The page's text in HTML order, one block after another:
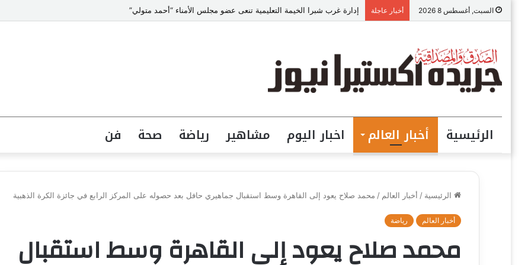
السبت, أغسطس 8 2026 أخبار عاجلة إيناس سليمان : مسؤولة العلاقات الدولية بالرياض بمنظمة الأمم المتحدة للتدريب والاعلام ال UN MTC
الرئيسية أخبار العالم اخبار اليوم مشاهير رياضة صحة فن
الرئيسية / أخبار العالم / محمد صلاح يعود إلى القاهرة وسط استقبال جماهيري حافل بعد حصوله على المركز الرابع في جائزة الكرة الذهبية
أخبار العالم رياضة
محمد صلاح يعود إلى القاهرة وسط استقبال